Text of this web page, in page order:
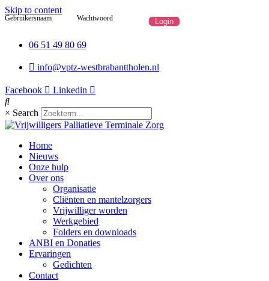
Skip to content
Gebruikersnaam Wachtwoord
06 51 49 80 69
info@vptz-westbrabanttholen.nl
Facebook Linkedin
× Search
Home
Nieuws
Onze hulp
Over ons
Organisatie
Cliënten en mantelzorgers
Vrijwilliger worden
Werkgebied
Folders en downloads
ANBI en Donaties
Ervaringen
Gedichten
Contact